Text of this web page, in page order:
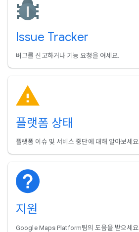
Issue Tracker
버그를 신고하거나 기능 요청을 여세요.
플랫폼 상태
플랫폼 이슈 및 서비스 중단에 대해 알아보세요.
지원
Google Maps Platform팀의 도움을 받으세요.